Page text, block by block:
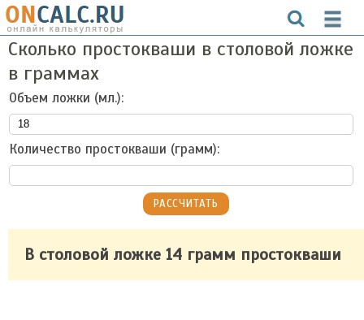
Сколько простокваши в столовой ложке
в граммах
Объем ложки (мл.):
Количество простокваши (грамм):
В столовой ложке 14 грамм простокваши